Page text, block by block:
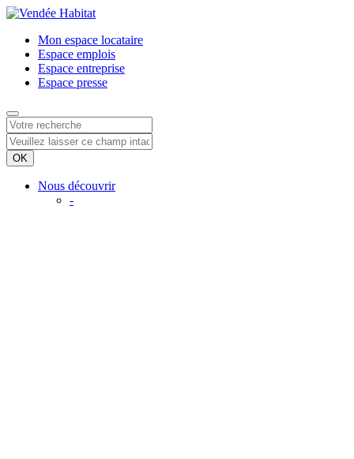
Mon espace locataire
Espace emplois
Espace entreprise
Espace presse
Nous découvrir
-